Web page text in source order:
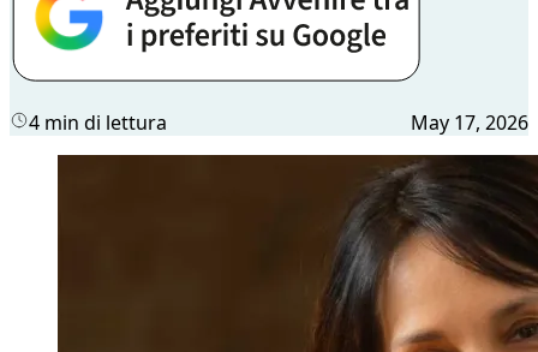
4 min di lettura May 17, 2026